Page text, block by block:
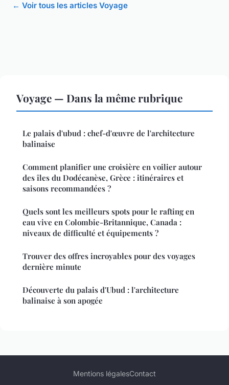
← Voir tous les articles Voyage
Voyage — Dans la même rubrique
Le palais d'ubud : chef-d'œuvre de l'architecture
balinaise
Comment planifier une croisière en voilier autour
des îles du Dodécanèse, Grèce : itinéraires et
saisons recommandées ?
Quels sont les meilleurs spots pour le rafting en
eau vive en Colombie-Britannique, Canada :
niveaux de difficulté et équipements ?
Trouver des offres incroyables pour des voyages
dernière minute
Découverte du palais d'Ubud : l'architecture
balinaise à son apogée
Mentions légalesContact